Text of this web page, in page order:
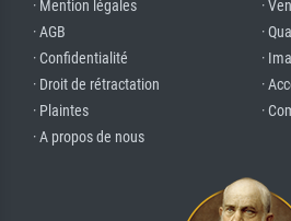
· Mention légales
· AGB
· Confidentialité
· Droit de rétractation
· Plaintes
· A propos de nous
·
·
·
·
·